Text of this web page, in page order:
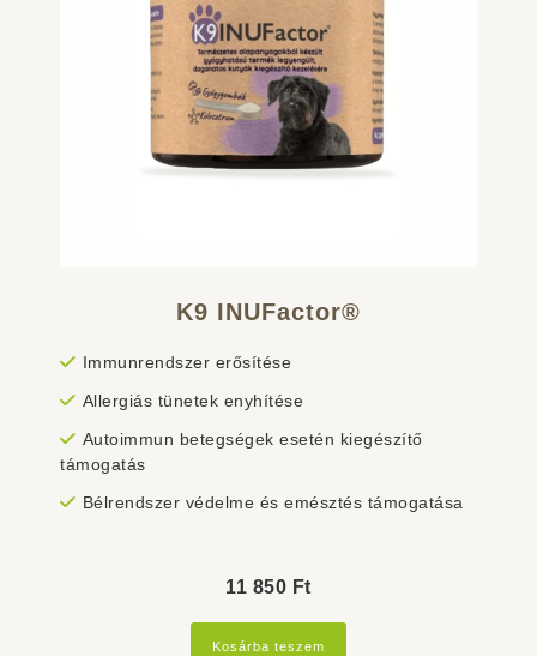
K9 INUFactor®
Immunrendszer erősítése
Allergiás tünetek enyhítése
Autoimmun betegségek esetén kiegészítő
támogatás
Bélrendszer védelme és emésztés támogatása
11 850 Ft
Kosárba teszem